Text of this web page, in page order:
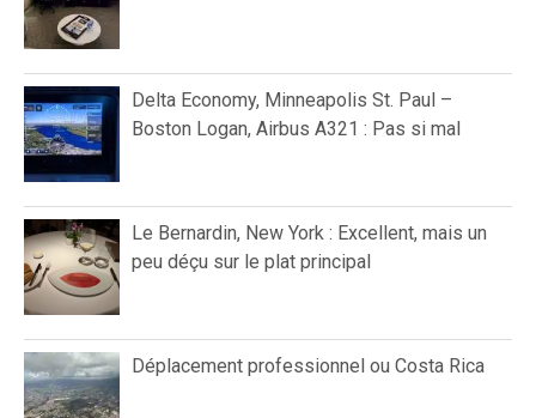
Delta Economy, Minneapolis St. Paul –
Boston Logan, Airbus A321 : Pas si mal
Le Bernardin, New York : Excellent, mais un
peu déçu sur le plat principal
Déplacement professionnel ou Costa Rica